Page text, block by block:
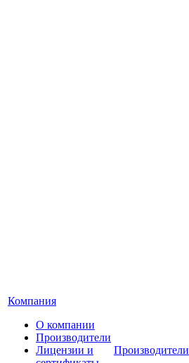
Компания
О компании
Производители
Лицензии и
Производители